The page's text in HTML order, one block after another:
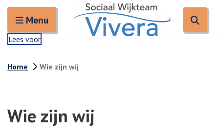
Open en sluit het
Menu
Lees voor
Home Wie zijn wij
Wie zijn wij